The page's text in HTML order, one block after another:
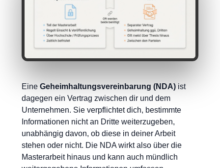
Eine Geheimhaltungsvereinbarung (NDA) ist
dagegen ein Vertrag zwischen dir und dem
Unternehmen. Sie verpflichtet dich, bestimmte
Informationen nicht an Dritte weiterzugeben,
unabhängig davon, ob diese in deiner Arbeit
stehen oder nicht. Die NDA wirkt also über die
Masterarbeit hinaus und kann auch mündlich